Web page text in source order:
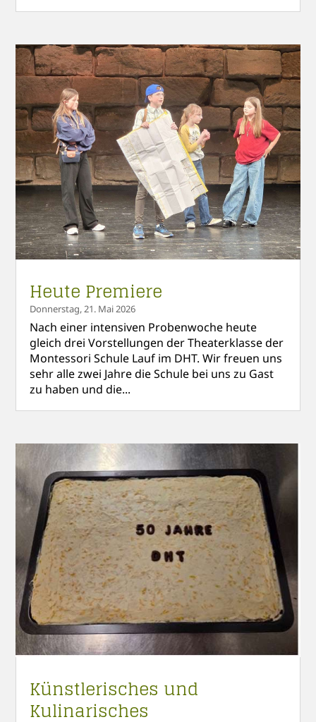
Heute Premiere
Donnerstag, 21. Mai 2026
Nach einer intensiven Probenwoche heute
gleich drei Vorstellungen der Theaterklasse der
Montessori Schule Lauf im DHT. Wir freuen uns
sehr alle zwei Jahre die Schule bei uns zu Gast
zu haben und die...
Künstlerisches und
Kulinarisches